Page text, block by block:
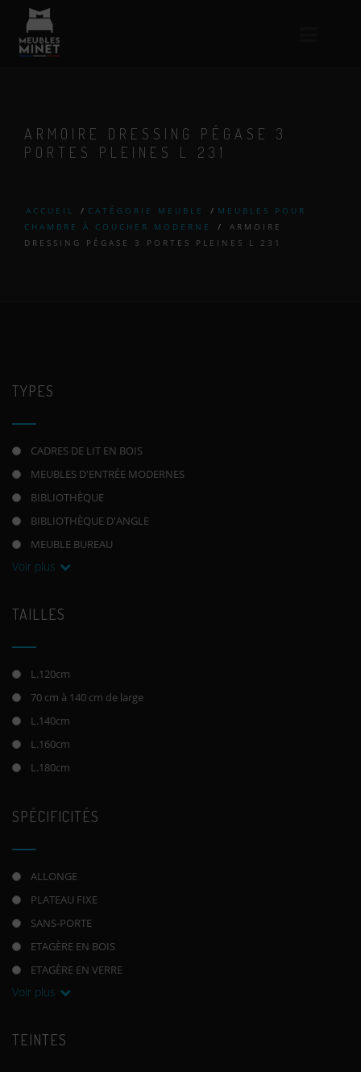
ARMOIRE DRESSING PÉGASE 3
PORTES PLEINES L 231
ACCUEIL / CATÉGORIE MEUBLE / MEUBLES POUR
CHAMBRE À COUCHER MODERNE
/
ARMOIRE
DRESSING PÉGASE 3 PORTES PLEINES L 231
TYPES
CADRES DE LIT EN BOIS
MEUBLES D'ENTRÉE MODERNES
BIBLIOTHÈQUE
BIBLIOTHÈQUE D'ANGLE
MEUBLE BUREAU
Voir plus
TAILLES
L.120cm
70 cm à 140 cm de large
L.140cm
L.160cm
L.180cm
SPÉCIFICITÉS
ALLONGE
PLATEAU FIXE
SANS-PORTE
ETAGÈRE EN BOIS
ETAGÈRE EN VERRE
Voir plus
TEINTES